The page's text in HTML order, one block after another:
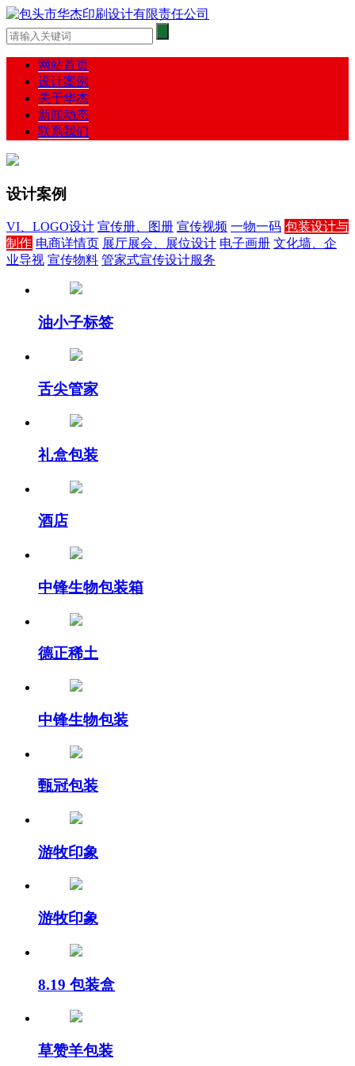
网站首页
设计案例
关于华杰
新闻动态
联系我们
设计案例
VI、LOGO设计 宣传册、图册 宣传视频 一物一码 包装设计与
制作 电商详情页 展厅展会、展位设计 电子画册 文化墙、企
业导视 宣传物料 管家式宣传设计服务
油小子标签
舌尖管家
礼盒包装
酒店
中锋生物包装箱
德正稀土
中锋生物包装
甄冠包装
游牧印象
游牧印象
8.19 包装盒
草赞羊包装